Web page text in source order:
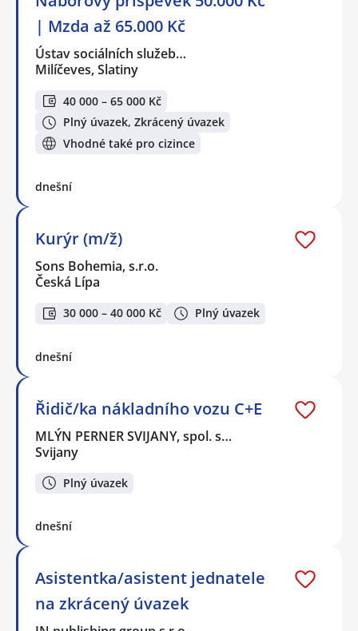
| Mzda až 65.000 Kč
Ústav sociálních služeb…
Milíčeves, Slatiny
40 000 – 65 000 Kč
Plný úvazek, Zkrácený úvazek
Vhodné také pro cizince
dnešní
Kurýr (m/ž)
Sons Bohemia, s.r.o.
Česká Lípa
30 000 – 40 000 Kč Plný úvazek
dnešní
Řidič/ka nákladního vozu C+E
MLÝN PERNER SVIJANY, spol. s…
Svijany
Plný úvazek
dnešní
Asistentka/asistent jednatele
na zkrácený úvazek